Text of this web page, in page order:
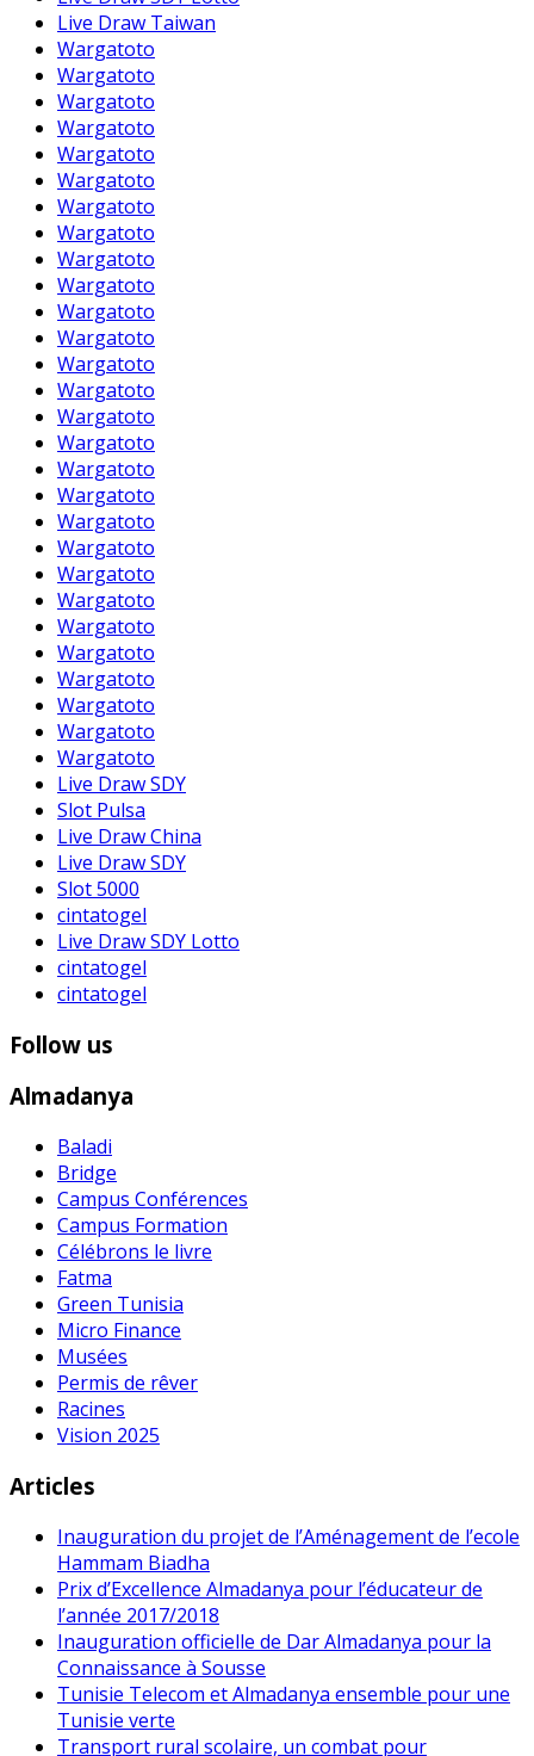
Live Draw Taiwan
Wargatoto
Wargatoto
Wargatoto
Wargatoto
Wargatoto
Wargatoto
Wargatoto
Wargatoto
Wargatoto
Wargatoto
Wargatoto
Wargatoto
Wargatoto
Wargatoto
Wargatoto
Wargatoto
Wargatoto
Wargatoto
Wargatoto
Wargatoto
Wargatoto
Wargatoto
Wargatoto
Wargatoto
Wargatoto
Wargatoto
Wargatoto
Wargatoto
Live Draw SDY
Slot Pulsa
Live Draw China
Live Draw SDY
Slot 5000
cintatogel
Live Draw SDY Lotto
cintatogel
cintatogel
Follow us
Almadanya
Baladi
Bridge
Campus Conférences
Campus Formation
Célébrons le livre
Fatma
Green Tunisia
Micro Finance
Musées
Permis de rêver
Racines
Vision 2025
Articles
Inauguration du projet de l’Aménagement de l’ecole
Hammam Biadha
Prix d’Excellence Almadanya pour l’éducateur de
l’année 2017/2018
Inauguration officielle de Dar Almadanya pour la
Connaissance à Sousse
Tunisie Telecom et Almadanya ensemble pour une
Tunisie verte
Transport rural scolaire, un combat pour